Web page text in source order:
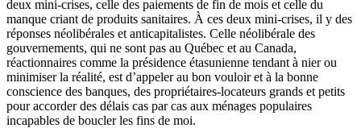
deux mini-crises, celle des paiements de fin de mois et celle du
manque criant de produits sanitaires. À ces deux mini-crises, il y des
réponses néolibérales et anticapitalistes. Celle néolibérale des
gouvernements, qui ne sont pas au Québec et au Canada,
réactionnaires comme la présidence étasunienne tendant à nier ou
minimiser la réalité, est d’appeler au bon vouloir et à la bonne
conscience des banques, des propriétaires-locateurs grands et petits
pour accorder des délais cas par cas aux ménages populaires
incapables de boucler les fins de moi.